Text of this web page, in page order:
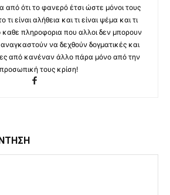
από ότι το φανερό έτσι ώστε μόνοι τους
είναι αλήθεια και τι είναι ψέμα και τι
πληροφορια που αλλοι δεν μπορουν
να δεχθούν δογματικές και
από κανέναν άλλο πάρα μόνο από την
προσωπική τους κρίση!